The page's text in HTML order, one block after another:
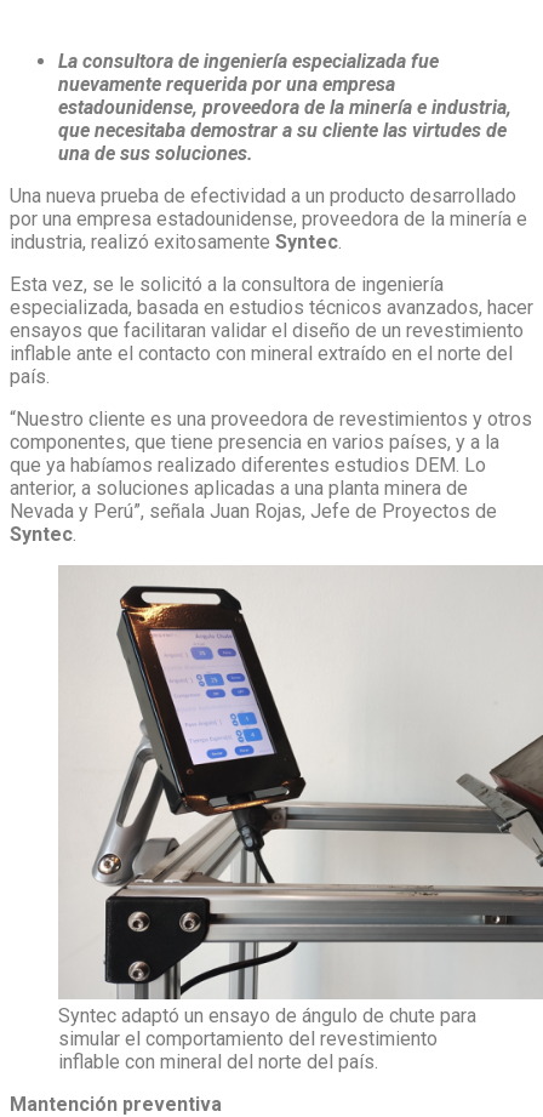
La consultora de ingeniería especializada fue
nuevamente requerida por una empresa
estadounidense, proveedora de la minería e industria,
que necesitaba demostrar a su cliente las virtudes de
una de sus soluciones.
Una nueva prueba de efectividad a un producto desarrollado
por una empresa estadounidense, proveedora de la minería e
industria, realizó exitosamente Syntec.
Esta vez, se le solicitó a la consultora de ingeniería
especializada, basada en estudios técnicos avanzados, hacer
ensayos que facilitaran validar el diseño de un revestimiento
inflable ante el contacto con mineral extraído en el norte del
país.
“Nuestro cliente es una proveedora de revestimientos y otros
componentes, que tiene presencia en varios países, y a la
que ya habíamos realizado diferentes estudios DEM. Lo
anterior, a soluciones aplicadas a una planta minera de
Nevada y Perú”, señala Juan Rojas, Jefe de Proyectos de
Syntec.
Syntec adaptó un ensayo de ángulo de chute para
simular el comportamiento del revestimiento
inflable con mineral del norte del país.
Mantención preventiva